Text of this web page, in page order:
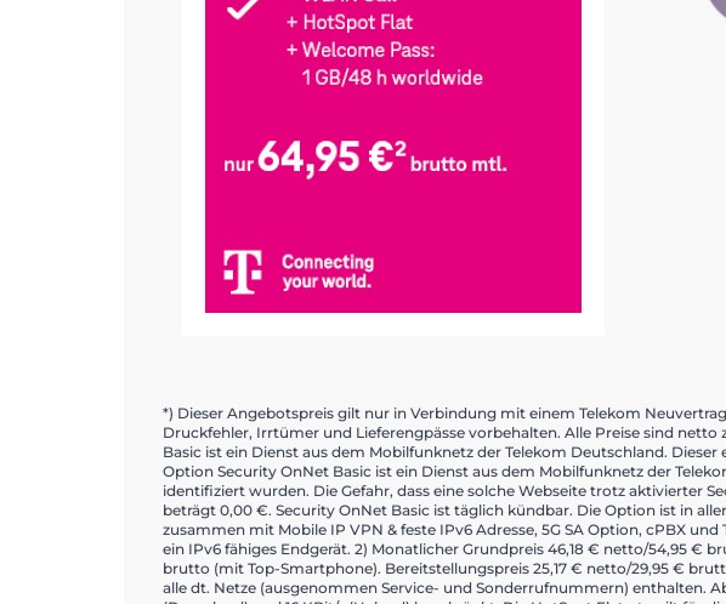
*) Dieser Angebotspreis gilt nur in Verbindung mit einem Telekom
Druckfehler, Irrtümer und Lieferengpässe vorbehalten. Alle Preise sind
Basic ist ein Dienst aus dem Mobilfunknetz der Telekom Deutschland.
Option Security OnNet Basic ist ein Dienst aus dem Mobilfunknetz der
identifiziert wurden. Die Gefahr, dass eine solche Webseite trotz aktivierter
beträgt 0,00 €. Security OnNet Basic ist täglich kündbar. Die Option ist in
zusammen mit Mobile IP VPN & feste IPv6 Adresse, 5G SA Option, cPBX
ein IPv6 fähiges Endgerät. 2) Monatlicher Grundpreis 46,18 € netto/54,95
brutto (mit Top-Smartphone). Bereitstellungspreis 25,17 € netto/29,95 €
alle dt. Netze (ausgenommen Service- und Sonderrufnummern) enthalten.